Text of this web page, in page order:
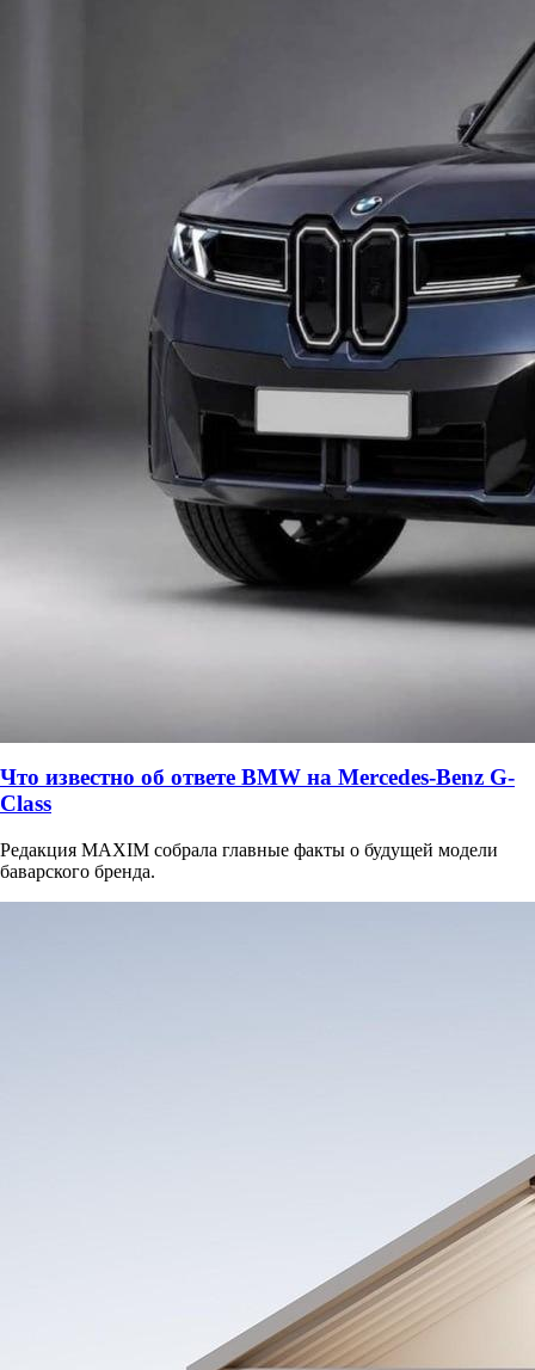
Что известно об ответе BMW на Mercedes-Benz G-
Class
Редакция MAXIM собрала главные факты о будущей модели
баварского бренда.